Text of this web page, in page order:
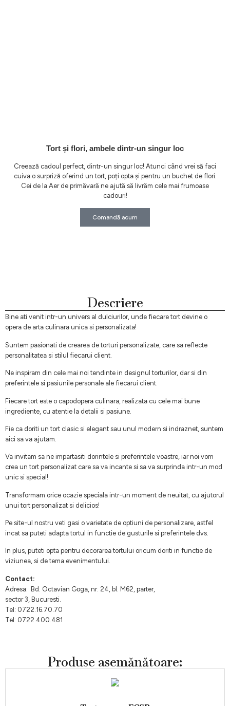
Tort și flori, ambele dintr-un singur loc
Creează cadoul perfect, dintr-un singur loc! Atunci când vrei să faci
cuiva o surpriză oferind un tort, poți opta și pentru un buchet de flori.
Cei de la Aer de primăvară ne ajută să livrăm cele mai frumoase
cadouri!
Comandă acum
Descriere
Bine ati venit intr-un univers al dulciurilor, unde fiecare tort devine o
opera de arta culinara unica si personalizata!
Suntem pasionati de crearea de torturi personalizate, care sa reflecte
personalitatea si stilul fiecarui client.
Ne inspiram din cele mai noi tendinte in designul torturilor, dar si din
preferintele si pasiunile personale ale fiecarui client.
Fiecare tort este o capodopera culinara, realizata cu cele mai bune
ingrediente, cu atentie la detalii si pasiune.
Fie ca doriti un tort clasic si elegant sau unul modern si indraznet, suntem
aici sa va ajutam.
Va invitam sa ne impartasiti dorintele si preferintele voastre, iar noi vom
crea un tort personalizat care sa va incante si sa va surprinda intr-un mod
unic si special!
Transformam orice ocazie speciala intr-un moment de neuitat, cu ajutorul
unui tort personalizat si delicios!
Pe site-ul nostru veti gasi o varietate de optiuni de personalizare, astfel
incat sa puteti adapta tortul in functie de gusturile si preferintele dvs.
In plus, puteti opta pentru decorarea tortului oricum doriti in functie de
viziunea, si de tema evenimentului.
Contact:
Adresa: Bd. Octavian Goga, nr. 24, bl. M62, parter,
sector 3, Bucuresti.
Tel: 0722.16.70.70
Tel: 0722.400.481
Produse asemănătoare: